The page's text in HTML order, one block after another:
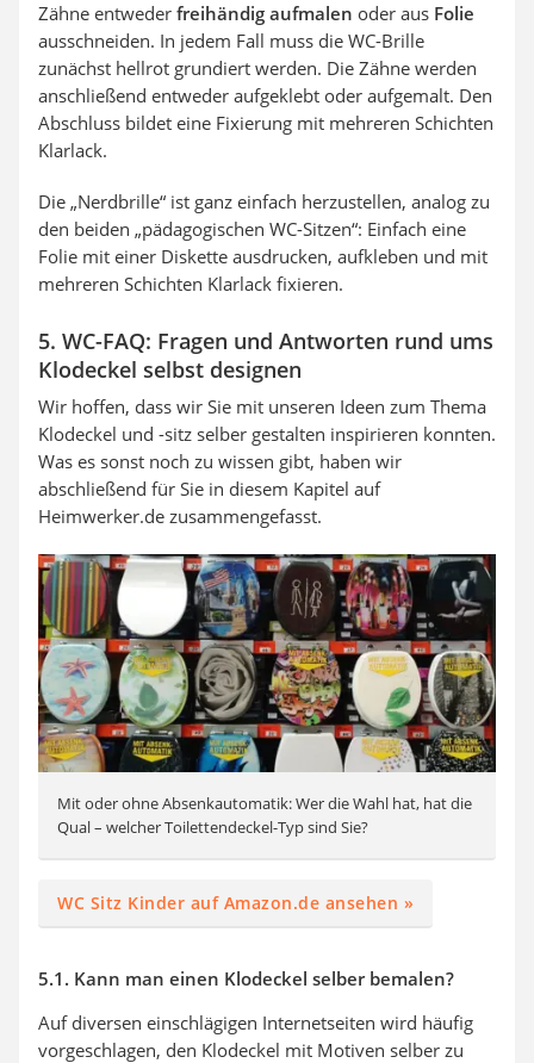
Zähne entweder freihändig aufmalen oder aus Folie
ausschneiden. In jedem Fall muss die WC-Brille
zunächst hellrot grundiert werden. Die Zähne werden
anschließend entweder aufgeklebt oder aufgemalt. Den
Abschluss bildet eine Fixierung mit mehreren Schichten
Klarlack.
Die „Nerdbrille“ ist ganz einfach herzustellen, analog zu
den beiden „pädagogischen WC-Sitzen“: Einfach eine
Folie mit einer Diskette ausdrucken, aufkleben und mit
mehreren Schichten Klarlack fixieren.
5. WC-FAQ: Fragen und Antworten rund ums
Klodeckel selbst designen
Wir hoffen, dass wir Sie mit unseren Ideen zum Thema
Klodeckel und -sitz selber gestalten inspirieren konnten.
Was es sonst noch zu wissen gibt, haben wir
abschließend für Sie in diesem Kapitel auf
Heimwerker.de zusammengefasst.
Mit oder ohne Absenkautomatik: Wer die Wahl hat, hat die
Qual – welcher Toilettendeckel-Typ sind Sie?
WC Sitz Kinder auf Amazon.de ansehen »
5.1. Kann man einen Klodeckel selber bemalen?
Auf diversen einschlägigen Internetseiten wird häufig
vorgeschlagen, den Klodeckel mit Motiven selber zu